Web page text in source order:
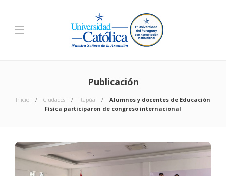
Publicación
Inicio Ciudades Itapúa
Alumnos y docentes de Educación
Física participaron de congreso internacional